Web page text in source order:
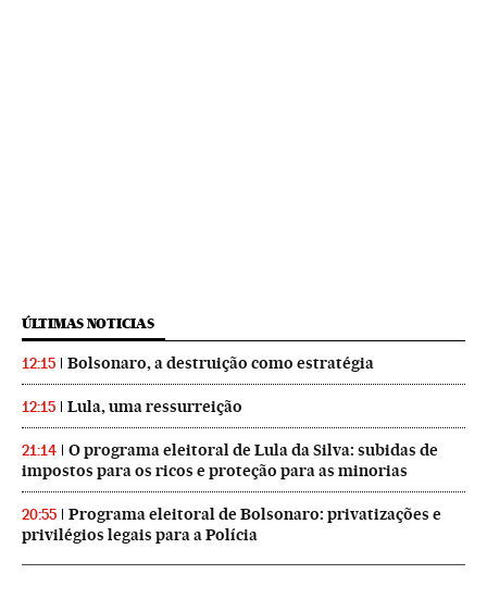
ÚLTIMAS NOTICIAS
12:15 Bolsonaro, a destruição como estratégia
12:15 Lula, uma ressurreição
21:14
O programa eleitoral de Lula da Silva: subidas de
impostos para os ricos e proteção para as minorias
20:55
Programa eleitoral de Bolsonaro: privatizações e
privilégios legais para a Polícia